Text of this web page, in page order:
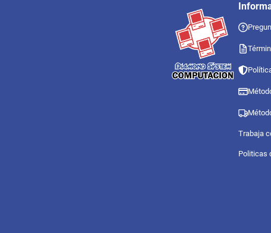
Trabaja
Politicas